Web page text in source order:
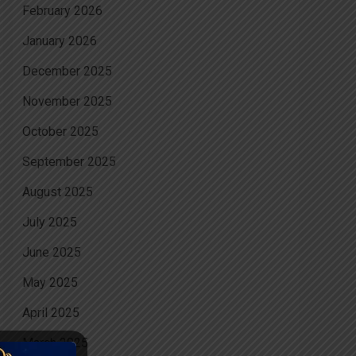
February 2026
January 2026
December 2025
November 2025
October 2025
September 2025
August 2025
July 2025
June 2025
May 2025
April 2025
March 2025